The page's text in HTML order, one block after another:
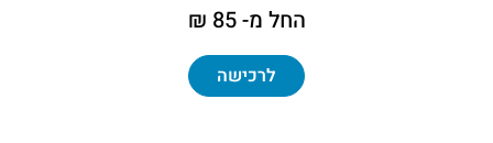
החל מ- 85 ₪
לרכישה